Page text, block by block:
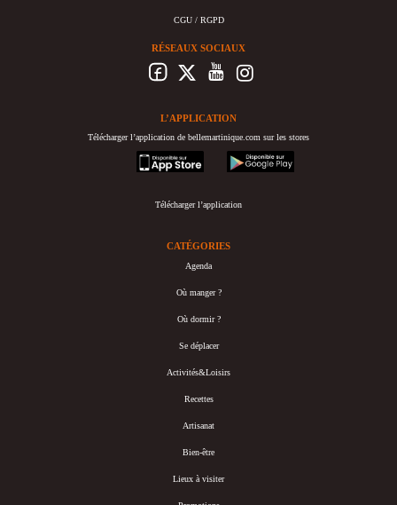
CGU / RGPD
RÉSEAUX SOCIAUX
L’APPLICATION
Télécharger l’application de bellemartinique.com sur les stores
appstore
googleplay
Télécharger l’application
CATÉGORIES
Agenda
Où manger ?
Où dormir ?
Se déplacer
Activités&Loisirs
Recettes
Artisanat
Bien-être
Lieux à visiter